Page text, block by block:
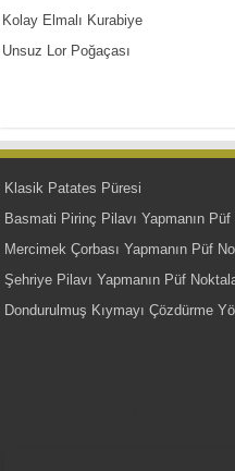
Kolay Elmalı Kurabiye
Unsuz Lor Poğaçası
Klasik Patates Püresi
Basmati Pirinç Pilavı Yapmanın Püf
Mercimek Çorbası Yapmanın Püf
Şehriye Pilavı Yapmanın Püf
Dondurulmuş Kıymayı Çözdürme